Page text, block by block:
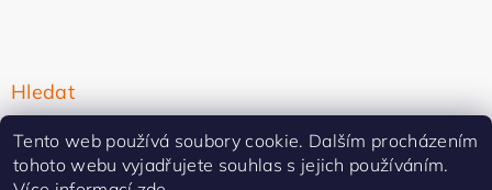
Hledat
Tento web používá soubory cookie. Dalším procházením
tohoto webu vyjadřujete souhlas s jejich používáním.